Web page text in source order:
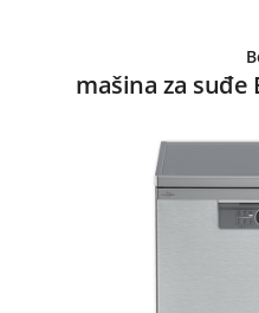
mašina za suđe